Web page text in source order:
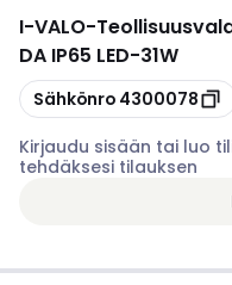
I-VALO-
DA IP65 LED-31W
Kopioi
Sähkönro 4300078
Kirjaudu sisään tai luo
tehdäksesi tilauksen